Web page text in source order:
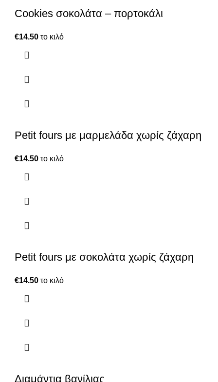
Cookies σοκολάτα – πορτοκάλι
€14.50 το κιλό
Petit fours με μαρμελάδα χωρίς ζάχαρη
€14.50 το κιλό
Petit fours με σοκολάτα χωρίς ζάχαρη
€14.50 το κιλό
Διαμάντια βανίλιας